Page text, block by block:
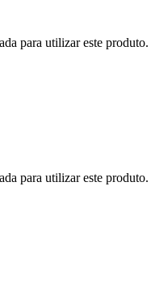
para utilizar este
para utilizar este